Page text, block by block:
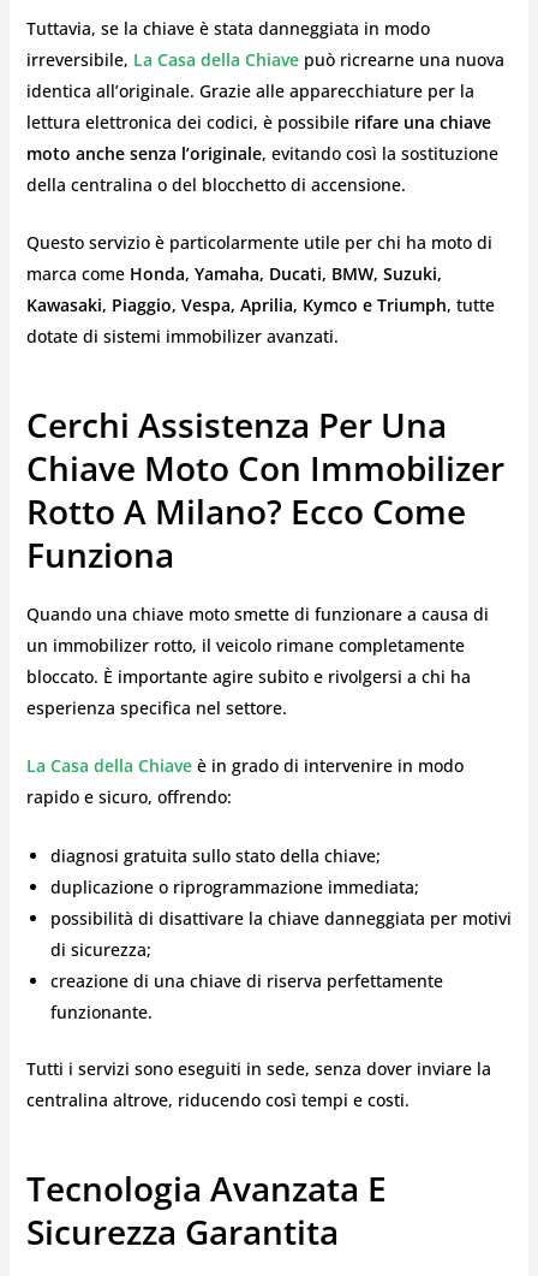
Tuttavia, se la chiave è stata danneggiata in modo
irreversibile, La Casa della Chiave può ricrearne una nuova
identica all’originale. Grazie alle apparecchiature per la
lettura elettronica dei codici, è possibile rifare una chiave
moto anche senza l’originale, evitando così la sostituzione
della centralina o del blocchetto di accensione.
Questo servizio è particolarmente utile per chi ha moto di
marca come Honda, Yamaha, Ducati, BMW, Suzuki,
Kawasaki, Piaggio, Vespa, Aprilia, Kymco e Triumph, tutte
dotate di sistemi immobilizer avanzati.
Cerchi Assistenza Per Una
Chiave Moto Con Immobilizer
Rotto A Milano? Ecco Come
Funziona
Quando una chiave moto smette di funzionare a causa di
un immobilizer rotto, il veicolo rimane completamente
bloccato. È importante agire subito e rivolgersi a chi ha
esperienza specifica nel settore.
La Casa della Chiaveè in grado di intervenire in modo
rapido e sicuro, offrendo:
diagnosi gratuita sullo stato della chiave;
duplicazione o riprogrammazione immediata;
possibilità di disattivare la chiave danneggiata per motivi
di sicurezza;
creazione di una chiave di riserva perfettamente
funzionante.
Tutti i servizi sono eseguiti in sede, senza dover inviare la
centralina altrove, riducendo così tempi e costi.
Tecnologia Avanzata E
Sicurezza Garantita